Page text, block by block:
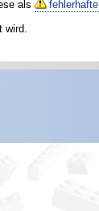
als
wird.